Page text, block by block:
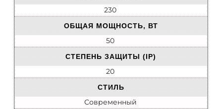
230
ОБЩАЯ МОЩНОСТЬ, ВТ
50
СТЕПЕНЬ ЗАЩИТЫ (IP)
20
СТИЛЬ
Современный